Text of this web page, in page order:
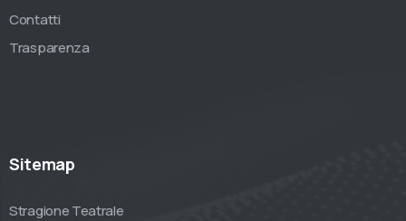
Contatti
Trasparenza
Sitemap
Stragione Teatrale